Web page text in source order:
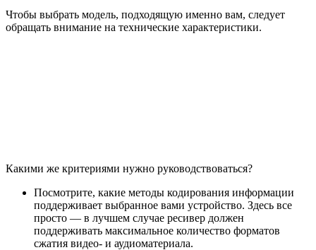
Чтобы выбрать модель, подходящую именно вам, следует
обращать внимание на технические характеристики.
Какими же критериями нужно руководствоваться?
Посмотрите, какие методы кодирования информации
поддерживает выбранное вами устройство. Здесь все
просто — в лучшем случае ресивер должен
поддерживать максимальное количество форматов
сжатия видео- и аудиоматериала.